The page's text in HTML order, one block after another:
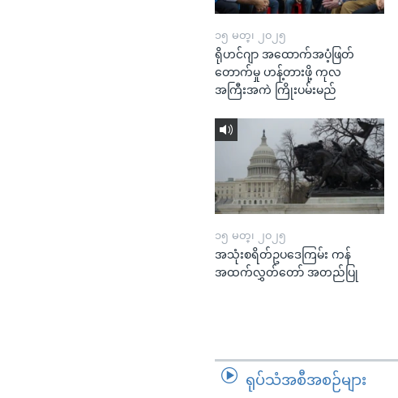
၁၅ မတ္၊ ၂၀၂၅
ရိုဟင်ဂျာ အထောက်အပံ့ဖြတ်
တောက်မှု ဟန့်တားဖို့ ကုလ
အကြီးအကဲ ကြိုးပမ်းမည်
၁၅ မတ္၊ ၂၀၂၅
အသုံးစရိတ်ဥပဒေကြမ်း ကန်
အထက်လွှတ်တော် အတည်ပြု
ရုပ်သံအစီအစဉ်များ